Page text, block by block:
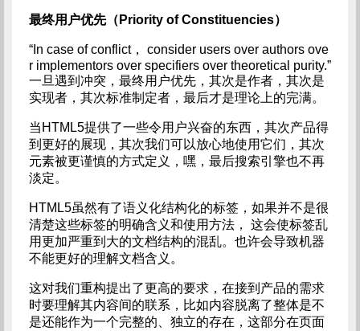
最终用户优先（Priority of Constituencies）
“In case of conflict， consider users over authors ove
r implementors over specifiers over theoretical purity.”
一旦遇到冲突，最终用户优先，其次是作者，其次是
实现者，其次标准制定者，最后才是理论上的完满。
当HTML5提供了一些令用户兴奋的东西，其次产品得
到更好的展现，其次我们可以放心地使用它们，其次
元素被更谨慎的方式定义，嘿，最后搜索引擎也不再
淡定。
HTML5虽然有了语义化结构化的标签，如果并不是很
清楚这些标签的明确含义和使用方法， 这会使标签乱
用更加严重到大的文档结构的混乱。也许会导致机器
不能更好的理解文档含义。
这对我们重构提出了更高的要求，在接到产品的需求
时要理解其内容间的联系，比如内容脱离了整体是不
是还能作为一个完整的、独立的存在，这部分在页面